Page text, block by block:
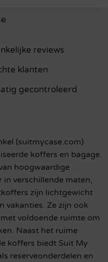
reviews
klanten
gecontroleerd
(suitmycase.com)
koffers en bagage.
hoogwaardige
in verschillende maten,
zijn lichtgewicht
vakanties. Ze zijn ook
voldoende ruimte om
Naast het ruime
koffers biedt Suit My
reserveonderdelen en